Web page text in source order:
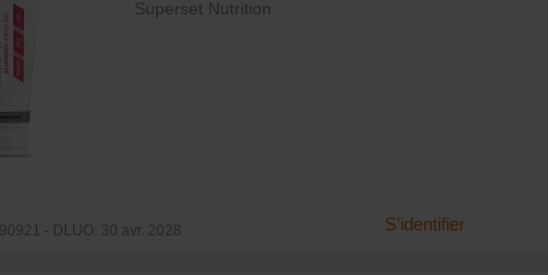
Superset Nutrition
- DLUO: 30 avr. 2028 S'identifier